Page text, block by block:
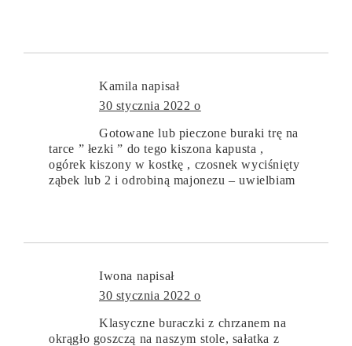
Kamila napisał
30 stycznia 2022 o
Gotowane lub pieczone buraki trę na
tarce ” łezki ” do tego kiszona kapusta ,
ogórek kiszony w kostkę , czosnek wyciśnięty
ząbek lub 2 i odrobiną majonezu – uwielbiam
Iwona napisał
30 stycznia 2022 o
Klasyczne buraczki z chrzanem na
okrągło goszczą na naszym stole, sałatka z